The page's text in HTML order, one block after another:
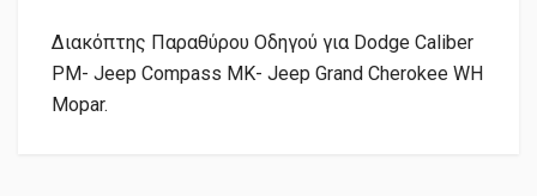
Διακόπτης Παραθύρου Οδηγού για Dodge Caliber
PM- Jeep Compass MK- Jeep Grand Cherokee WH
Mopar.